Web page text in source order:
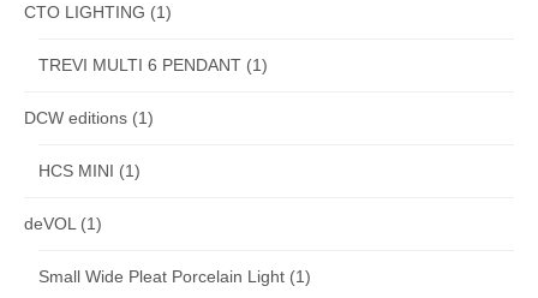
CTO LIGHTING (1)
TREVI MULTI 6 PENDANT (1)
DCW editions (1)
HCS MINI (1)
deVOL (1)
Small Wide Pleat Porcelain Light (1)